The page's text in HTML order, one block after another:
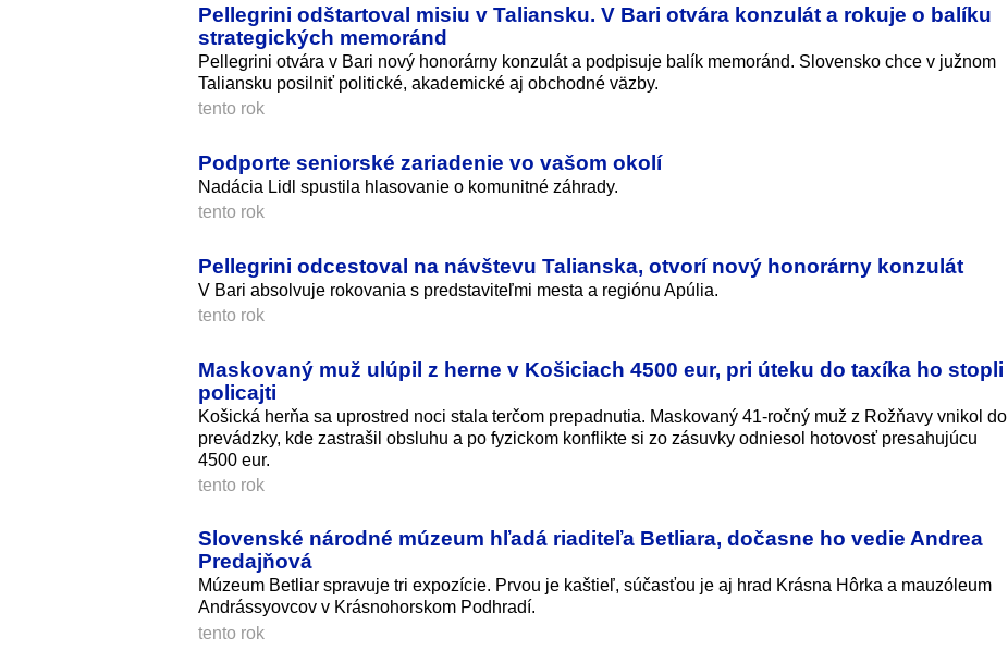
Pellegrini odštartoval misiu v Taliansku. V Bari otvára konzulát a rokuje o balíku
strategických memoránd
Pellegrini otvára v Bari nový honorárny konzulát a podpisuje balík memoránd. Slovensko chce v južnom
Taliansku posilniť politické, akademické aj obchodné väzby.
tento rok
Podporte seniorské zariadenie vo vašom okolí
Nadácia Lidl spustila hlasovanie o komunitné záhrady.
tento rok
Pellegrini odcestoval na návštevu Talianska, otvorí nový honorárny konzulát
V Bari absolvuje rokovania s predstaviteľmi mesta a regiónu Apúlia.
tento rok
Maskovaný muž ulúpil z herne v Košiciach 4500 eur, pri úteku do taxíka ho stopli
policajti
Košická herňa sa uprostred noci stala terčom prepadnutia. Maskovaný 41-ročný muž z Rožňavy vnikol do
prevádzky, kde zastrašil obsluhu a po fyzickom konflikte si zo zásuvky odniesol hotovosť presahujúcu
4500 eur.
tento rok
Slovenské národné múzeum hľadá riaditeľa Betliara, dočasne ho vedie Andrea
Predajňová
Múzeum Betliar spravuje tri expozície. Prvou je kaštieľ, súčasťou je aj hrad Krásna Hôrka a mauzóleum
Andrássyovcov v Krásnohorskom Podhradí.
tento rok